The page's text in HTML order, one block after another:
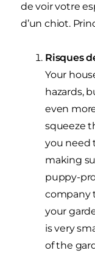
de voir votre
d’un chiot.
Risques
Your
hazards,
even
squeeze
you need
making
puppy-
company
your
is very
of the